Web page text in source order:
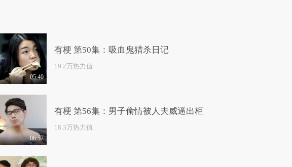
05:40
有梗 第50集：吸血鬼猎杀日记
19.2万热力值
06:57
有梗 第56集：男子偷情被人夫威逼出柜
18.3万热力值